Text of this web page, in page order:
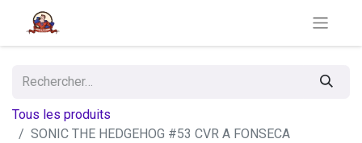
Tous les produits
SONIC THE HEDGEHOG #53 CVR A FONSECA